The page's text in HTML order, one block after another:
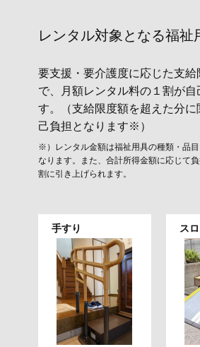
レンタル対象と​なる福祉
要支援・要介護度に応じた支
で、月額レンタル料の１割が自
す。（支給限度額を超えた分に
己負担となります※）
※）レンタル金額は福祉用具の種類・品
なります。また、合計所得金額に応じて
割に引き上げられます。
手すり ス